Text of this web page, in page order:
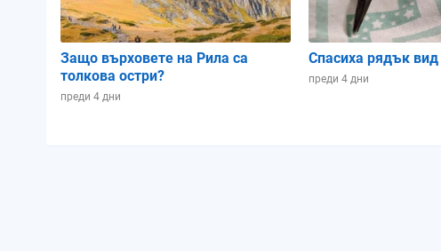
Защо върховете на Рила са
толкова остри?
преди 4 дни
Спасиха рядък
преди 4 дни